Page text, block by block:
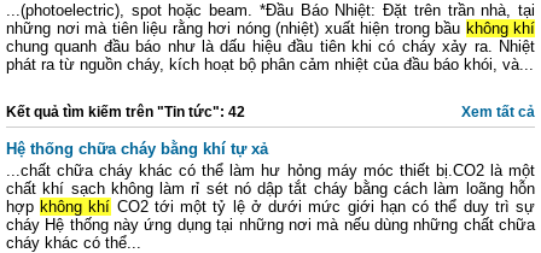
...(photoelectric), spot hoặc beam. *Đầu Báo Nhiệt: Đặt trên trần nhà, tại
những nơi mà tiên liệu rằng hơi nóng (nhiệt) xuất hiện trong bầu không khí
chung quanh đầu báo như là dấu hiệu đầu tiên khi có cháy xảy ra. Nhiệt
phát ra từ nguồn cháy, kích hoạt bộ phân cảm nhiệt của đầu báo khói, và...
Xem tất cả
Kết quả tìm kiếm trên "Tin tức": 42
Hệ thống chữa cháy bằng khí tự xả
...chất chữa cháy khác có thể làm hư hỏng máy móc thiết bị.CO2 là một
chất khí sạch không làm rỉ sét nó dập tắt cháy bằng cách làm loãng hỗn
hợp không khí CO2 tới một tỷ lệ ở dưới mức giới hạn có thể duy trì sự
cháy Hệ thống này ứng dụng tại những nơi mà nếu dùng những chất chữa
cháy khác có thể...